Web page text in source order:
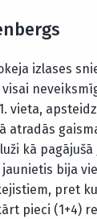
izlases
vieta,
atradās
kā
bija
pret
pieci (1+4)